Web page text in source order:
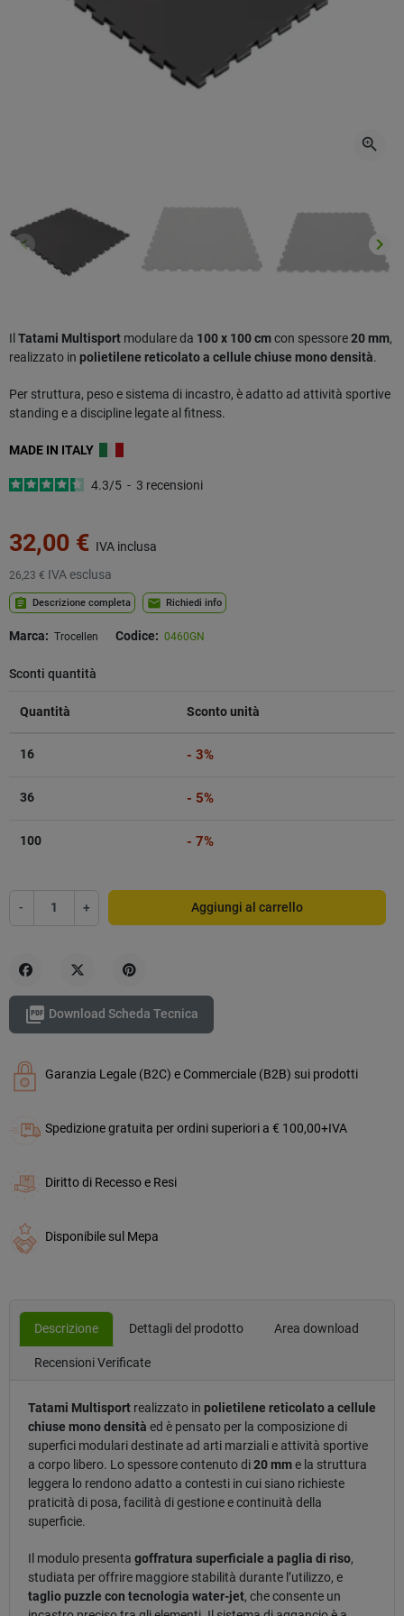
zoom_in
Precedente
keyboard_arrow_left keyboard_arrow_right
Il Tatami Multisport modulare da 100 x 100 cmcon spessore20 mm,
realizzato in polietilene reticolato a cellule chiuse mono densità.
Per struttura, peso e sistema di incastro, è adatto ad attività sportive
standing e a discipline legate al fitness.
MADE IN ITALY
4.3/5 - 3 recensioni
32,00 € IVA inclusa
26,23 € IVA esclusa
assignment Descrizione completa mail Richiedi info
Marca: Trocellen Codice: 0460GN
Sconti quantità
Quantità Sconto unità
16 - 3%
36 - 5%
100 - 7%
- + Aggiungi al carrello
 Download Scheda Tecnica
Garanzia Legale (B2C) e Commerciale (B2B) sui prodotti
Spedizione gratuita per ordini superiori a € 100,00+IVA
Diritto di Recesso e Resi
Disponibile sul Mepa
Descrizione Dettagli del prodotto Area download
Recensioni Verificate
Tatami Multisport realizzato in polietilene reticolato a cellule
chiuse mono densità ed è pensato per la composizione di
superfici modulari destinate ad arti marziali e attività sportive
a corpo libero. Lo spessore contenuto di20 mme la struttura
leggera lo rendono adatto a contesti in cui siano richieste
praticità di posa, facilità di gestione e continuità della
superficie.
Il modulo presenta goffratura superficiale a paglia di riso,
studiata per offrire maggiore stabilità durante l’utilizzo, e
taglio puzzle con tecnologia water-jet, che consente un